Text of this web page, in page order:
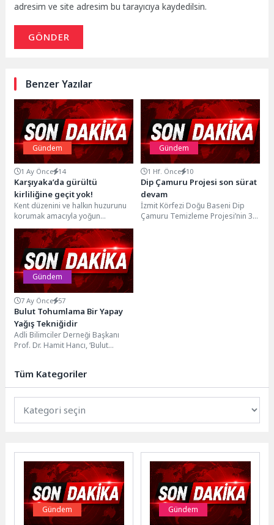
adresim ve site adresim bu tarayıcıya kaydedilsin.
GÖNDER
Benzer Yazılar
Gündem
1 Ay Önce 14
Karşıyaka’da gürültü
kirliliğine geçit yok!
Kent düzenini ve halkın huzurunu
korumak amacıyla yoğun
çalışmalar gerçekleştiren
Karşıyaka Belediyesi, iş yerleri
ve...
Gündem
1 Hf. Önce 10
Dip Çamuru Projesi son sürat
devam
İzmit Körfezi Doğu Baseni Dip
Çamuru Temizleme Projesi’nin 3.
Gündem
7 Ay Önce 57
Bulut Tohumlama Bir Yapay
Yağış Tekniğidir
Adli Bilimciler Derneği Başkanı
Prof. Dr. Hamit Hancı, ‘Bulut
Tüm Kategoriler
Gündem Gündem